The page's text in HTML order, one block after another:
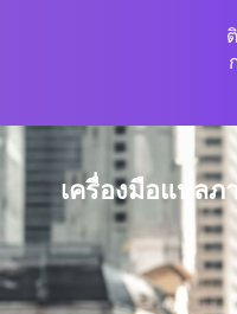
เครื่องมือแปล